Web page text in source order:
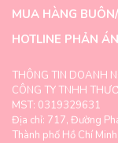
MUA HÀNG
HOTLINE PHẢN
THÔNG TIN DOANH
CÔNG TY TNHH
MST: 0319329631
Địa chỉ: 717, Đường
Thành phố Hồ Chí Minh